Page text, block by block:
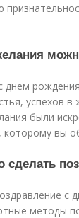
днем
успехов
были
которому вы
сделать
методы